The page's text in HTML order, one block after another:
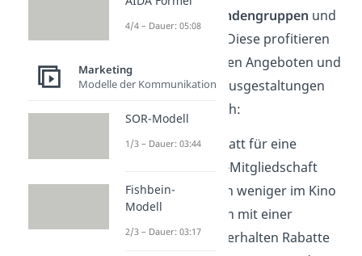
verschiedene Kundengruppen und
Marktsegmente. Diese profitieren
dann von speziellen Angeboten und
Rabatten. Diese Ausgestaltungen
sind dabei möglich:
Studentenrabatt für eine
Fitnessstudio-Mitgliedschaft
Schüler zahlen weniger im Kino
Stammkunden mit einer
Kundenkarte erhalten Rabatte
4/4 – Dauer: 05:08
Marketing
Modelle der Kommunikation
SOR-Modell
1/3 – Dauer: 03:44
Fishbein-
Modell
2/3 – Dauer: 03:17